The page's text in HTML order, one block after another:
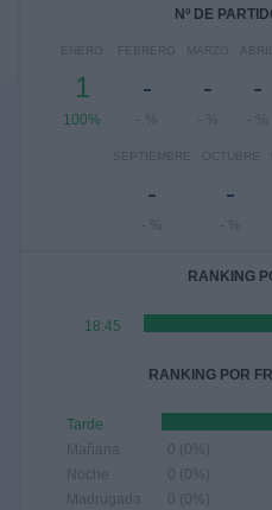
Nº DE
ENERO
1
100%
FEBRERO
-
- %
MARZO
-
- %
ABRIL
-
- %
SEPTIEMBRE
-
- %
OCTUBRE
-
- %
RANKING
18:45
RANKING POR
Tarde
Mañana
0 (0%)
Noche
0 (0%)
Madrugada
0 (0%)